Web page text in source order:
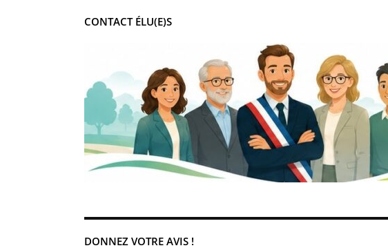
CONTACT ÉLU(E)S
DONNEZ VOTRE AVIS !